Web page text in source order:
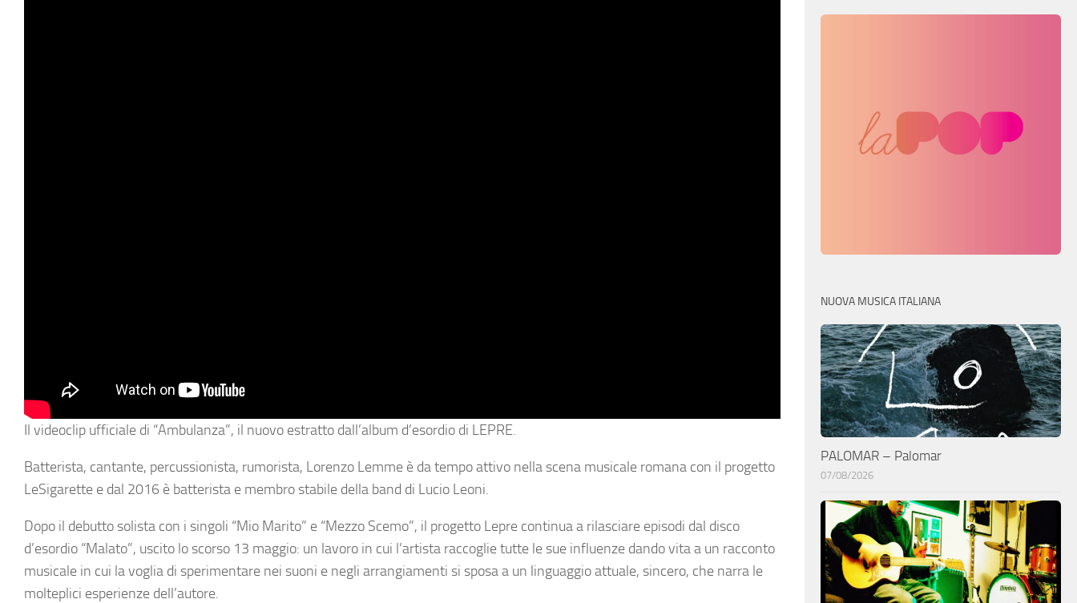
Il videoclip ufficiale di “Ambulanza”, il nuovo estratto dall’album d’esordio di LEPRE.
Batterista, cantante, percussionista, rumorista, Lorenzo Lemme è da tempo attivo nella scena musicale romana con il progetto
LeSigarette e dal 2016 è batterista e membro stabile della band di Lucio Leoni.
Dopo il debutto solista con i singoli “Mio Marito” e “Mezzo Scemo”, il progetto Lepre continua a rilasciare episodi dal disco
d’esordio “Malato”, uscito lo scorso 13 maggio: un lavoro in cui l’artista raccoglie tutte le sue influenze dando vita a un racconto
musicale in cui la voglia di sperimentare nei suoni e negli arrangiamenti si sposa a un linguaggio attuale, sincero, che narra le
molteplici esperienze dell’autore.
NUOVA MUSICA ITALIANA
PALOMAR – Palomar
07/08/2026